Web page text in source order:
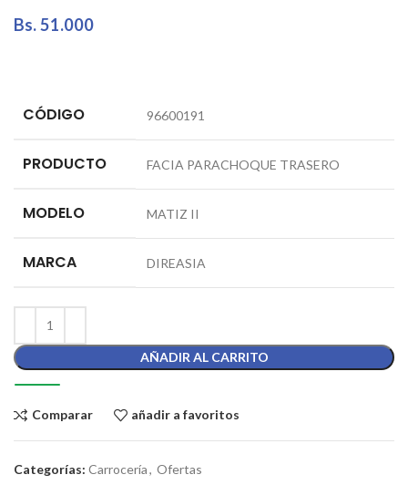
Bs.51.000
CÓDIGO 96600191
PRODUCTO FACIA PARACHOQUE TRASERO
MODELO MATIZ II
MARCA DIREASIA
AÑADIR AL CARRITO
Comparar añadir a favoritos
Categorías: Carrocería, Ofertas